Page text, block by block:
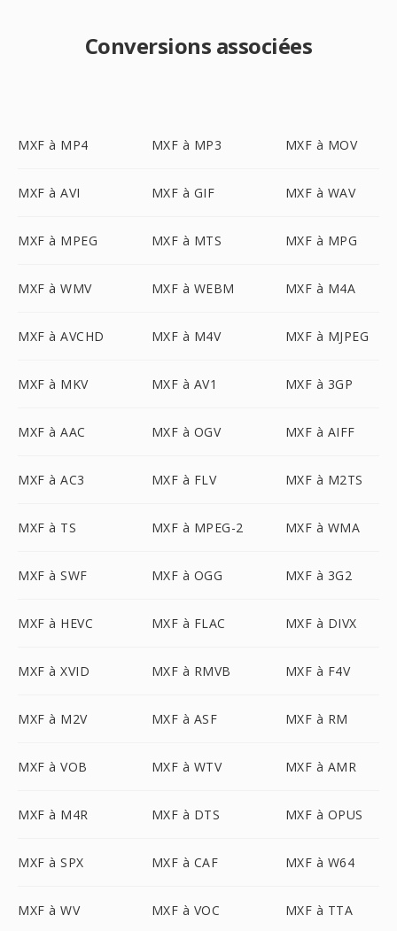
Conversions associées
MXF à MP4 MXF à MP3 MXF à MOV
MXF à AVI MXF à GIF MXF à WAV
MXF à MPEG MXF à MTS MXF à MPG
MXF à WMV MXF à WEBM MXF à M4A
MXF à AVCHD MXF à M4V MXF à MJPEG
MXF à MKV MXF à AV1 MXF à 3GP
MXF à AAC MXF à OGV MXF à AIFF
MXF à AC3 MXF à FLV MXF à M2TS
MXF à TS MXF à MPEG-2 MXF à WMA
MXF à SWF MXF à OGG MXF à 3G2
MXF à HEVC MXF à FLAC MXF à DIVX
MXF à XVID MXF à RMVB MXF à F4V
MXF à M2V MXF à ASF MXF à RM
MXF à VOB MXF à WTV MXF à AMR
MXF à M4R MXF à DTS MXF à OPUS
MXF à SPX MXF à CAF MXF à W64
MXF à WV MXF à VOC MXF à TTA